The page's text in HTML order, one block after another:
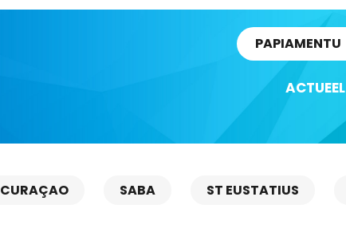
PAPIAMENTU
ACTUEEL
CURAÇAO SABA ST EUSTATIUS